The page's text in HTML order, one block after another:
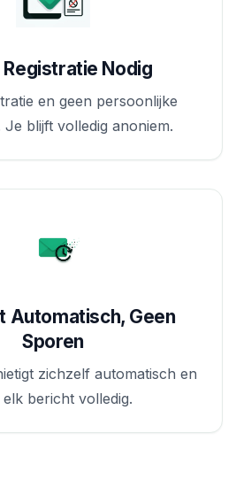
Registratie Nodig
en geen persoonlijke
Je blijft volledig anoniem.
Automatisch, Geen
Sporen
zichzelf automatisch en
elk bericht volledig.